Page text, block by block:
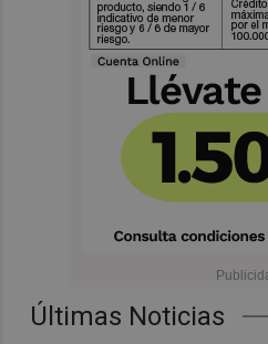
Últimas Noticias